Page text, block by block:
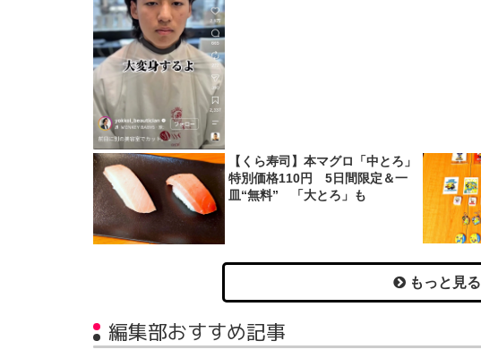
【くら寿司】本マグロ「中とろ」
特別価格110円 5日間限定＆一
皿“無料” 「大とろ」も
もっと見る
編集部おすすめ記事